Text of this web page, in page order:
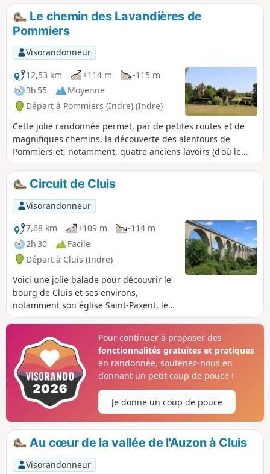
Le chemin des Lavandières de
Pommiers
Visorandonneur
12,53 km
+114 m
-115 m
3h 55
Moyenne
Départ à Pommiers (Indre) (Indre)
Cette jolie randonnée permet, par de petites routes et de
magnifiques chemins, la découverte des alentours de
Pommiers et, notamment, quatre anciens lavoirs (d'où le
nom du chemin des Lavandières). Vous découvrirez
également le très beau château privé du Châtelier, avec ses
douves, sa tour du XIIes, son donjon du XVes et son
bâtiment principal du XVIIe.
Circuit de Cluis
Visorandonneur
7,68 km
+109 m
-114 m
2h 30
Facile
Départ à Cluis (Indre)
Voici une jolie balade pour découvrir le
bourg de Cluis et ses environs,
notamment son église Saint-Paxent, les
vestiges de son château féodal et son
Pour continuer à proposer des
fonctionnalités gratuites et pratiques
en randonnée, soutenez-nous en
donnant un petit coup de pouce !
Je donne un coup de pouce
Au cœur de la vallée de l'Auzon à Cluis
Visorandonneur